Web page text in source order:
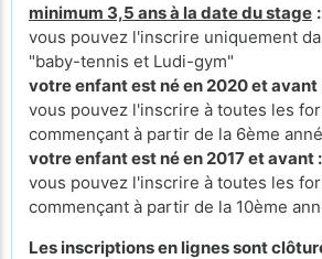
minimum 3,5 ans à la date du stage :
vous pouvez l'inscrire uniquement
"baby-tennis et Ludi-gym"
votre enfant est né en 2020 et avant
vous pouvez l'inscrire à toutes les
commençant à partir de la 6ème
votre enfant est né en 2017 et avant :
vous pouvez l'inscrire à toutes les
commençant à partir de la 10ème
Les inscriptions en lignes sont